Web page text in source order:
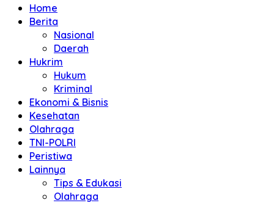
Home
Berita
Nasional
Daerah
Hukrim
Hukum
Kriminal
Ekonomi & Bisnis
Kesehatan
Olahraga
TNI-POLRI
Peristiwa
Lainnya
Tips & Edukasi
Olahraga